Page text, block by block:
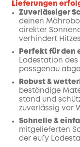
Lieferungen
Zuverlässiger
deinen
direkter
verhindert
Perfekt für den
Ladestation des
passgenau
Robust &
beständige
stand und
zuverlässig vor
Schnelle &
mitgelieferten
der eufy